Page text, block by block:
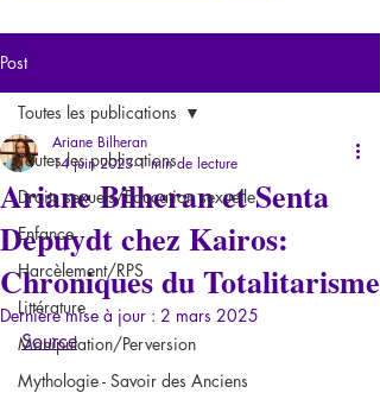
Post
Toutes les publications
Droits sexuels/Education sexuelle
Enfance
Harcèlement/RPS
Littérature
Manipulation/Perversion
Mythologie - Savoir des Anciens
Toutes les publications
Ariane Bilheran et Senta
Depuydt chez Kairos:
Chroniques du Totalitarisme
Ariane Bilheran
14 juin 2023 1 min de lecture
Dernière mise à jour : 2 mars 2025
Source